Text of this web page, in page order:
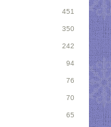
451
350
242
94
76
70
65